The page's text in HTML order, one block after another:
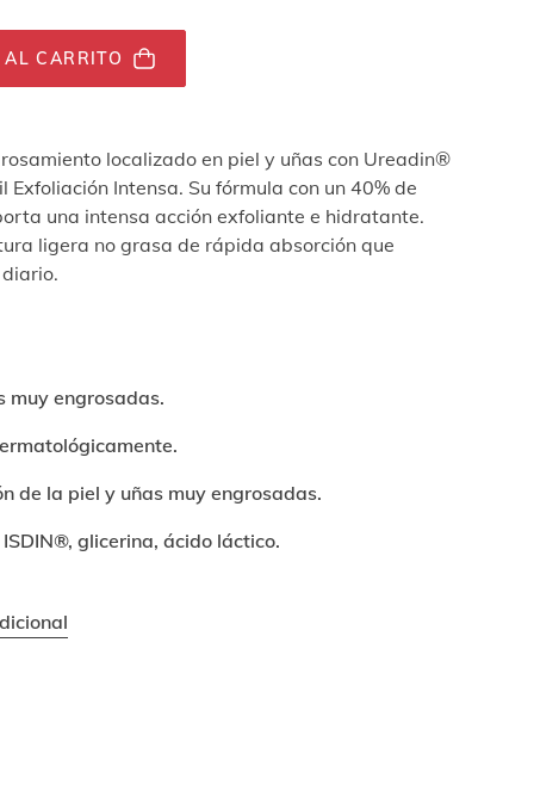
AL CARRITO
localizado en piel y uñas con Ureadin®
Exfoliación Intensa. Su fórmula con un 40% de
una intensa acción exfoliante e hidratante.
ligera no grasa de rápida absorción que
muy engrosadas.
de la piel y uñas muy engrosadas.
glicerina, ácido láctico.